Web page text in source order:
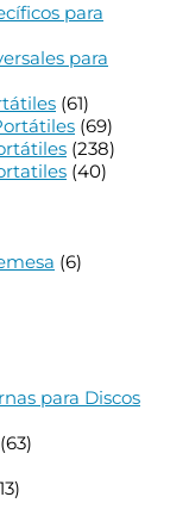
para
para
(61)
(69)
(238)
(40)
(6)
para Discos
(63)